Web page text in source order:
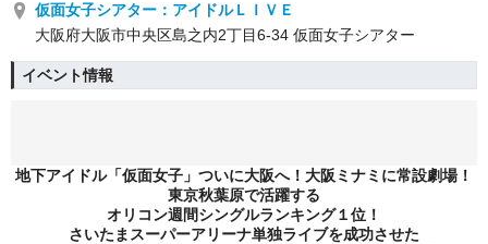
仮面女子シアター：アイドルＬＩＶＥ
大阪府大阪市中央区島之内2丁目6-34 仮面女子シアター
イベント情報
地下アイドル「仮面女子」ついに大阪へ！大阪ミナミに常設劇場！
東京秋葉原で活躍する
オリコン週間シングルランキング１位！
さいたまスーパーアリーナ単独ライブを成功させた